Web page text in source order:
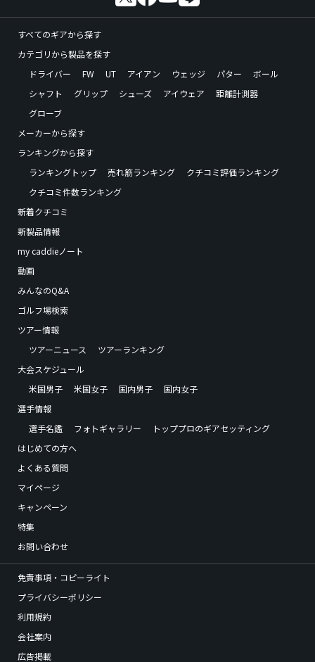
すべてのギアから探す
カテゴリから製品を探す
ドライバー
FW UT アイアン ウェッジ パター
ボール
シャフト
グリップ シューズ アイウェア
距離計測器
グローブ
メーカーから探す
ランキングから探す
ランキングトップ
売れ筋ランキング
クチコミ評価ランキング
クチコミ件数ランキング
新着クチコミ
新製品情報
my caddieノート
動画
みんなのQ&A
ゴルフ場検索
ツアー情報
ツアーニュース
ツアーランキング
大会スケジュール
米国男子
米国女子 国内男子
国内女子
選手情報
選手名鑑
フォトギャラリー
トッププロのギアセッティング
はじめての方へ
よくある質問
マイページ
キャンペーン
特集
お問い合わせ
免責事項・コピーライト
プライバシーポリシー
利用規約
会社案内
広告掲載